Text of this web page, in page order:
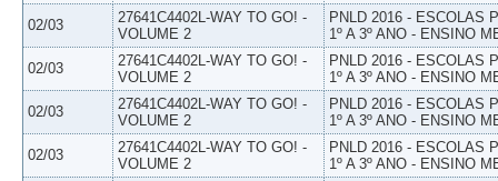
02/03
27641C4402L-WAY TO GO! -
VOLUME 2
PNLD 2016 - ESCOLAS
1º A 3º ANO - ENSINO
02/03
27641C4402L-WAY TO GO! -
VOLUME 2
PNLD 2016 - ESCOLAS
1º A 3º ANO - ENSINO
02/03
27641C4402L-WAY TO GO! -
VOLUME 2
PNLD 2016 - ESCOLAS
1º A 3º ANO - ENSINO
02/03
27641C4402L-WAY TO GO! -
VOLUME 2
PNLD 2016 - ESCOLAS
1º A 3º ANO - ENSINO